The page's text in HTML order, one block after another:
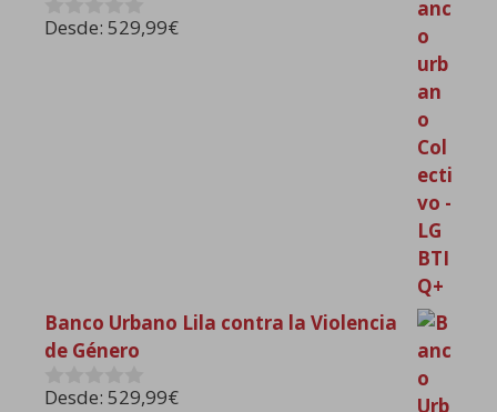
0
Desde: 529,99€
Banco Urbano Lila contra la Violencia
de Género
0
Desde: 529,99€